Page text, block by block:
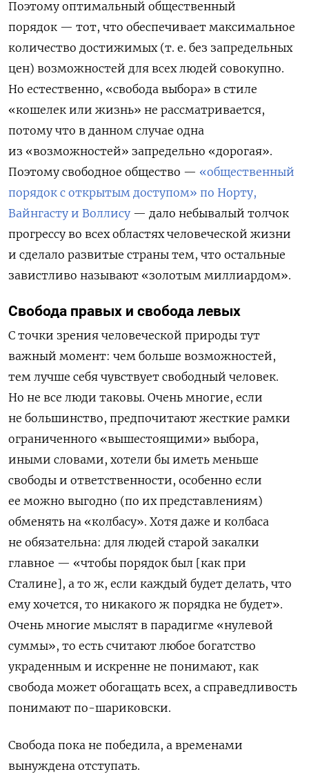
Поэтому оптимальный общественный
порядок — тот, что обеспечивает максимальное
количество достижимых (т. е. без запредельных
цен) возможностей для всех людей совокупно.
Но естественно, «свобода выбора» в стиле
«кошелек или жизнь» не рассматривается,
потому что в данном случае одна
из «возможностей» запредельно «дорогая».
Поэтому свободное общество — «общественный
порядок с открытым доступом» по Норту,
Вайнгасту и Воллису — дало небывалый толчок
прогрессу во всех областях человеческой жизни
и сделало развитые страны тем, что остальные
завистливо называют «золотым миллиардом».
Свобода правых и свобода левых
С точки зрения человеческой природы тут
важный момент: чем больше возможностей,
тем лучше себя чувствует свободный человек.
Но не все люди таковы. Очень многие, если
не большинство, предпочитают жесткие рамки
ограниченного «вышестоящими» выбора,
иными словами, хотели бы иметь меньше
свободы и ответственности, особенно если
ее можно выгодно (по их представлениям)
обменять на «колбасу». Хотя даже и колбаса
не обязательна: для людей старой закалки
главное — «чтобы порядок был [как при
Сталине], а то ж, если каждый будет делать, что
ему хочется, то никакого ж порядка не будет».
Очень многие мыслят в парадигме «нулевой
суммы», то есть считают любое богатство
украденным и искренне не понимают, как
свобода может обогащать всех, а справедливость
понимают по-шариковски.
Свобода пока не победила, а временами
вынуждена отступать.